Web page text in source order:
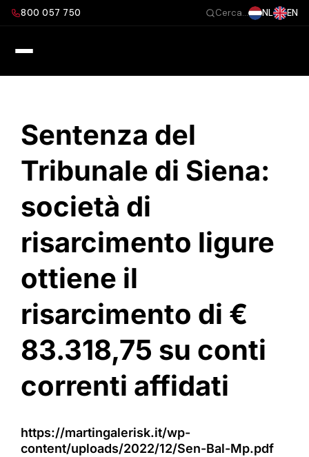
Salta800 057 750 Cerca... NL EN
Sentenza del
Tribunale di Siena:
società di
risarcimento ligure
ottiene il
risarcimento di €
83.318,75 su conti
correnti affidati
https://martingalerisk.it/wp-
content/uploads/2022/12/Sen-Bal-Mp.pdf